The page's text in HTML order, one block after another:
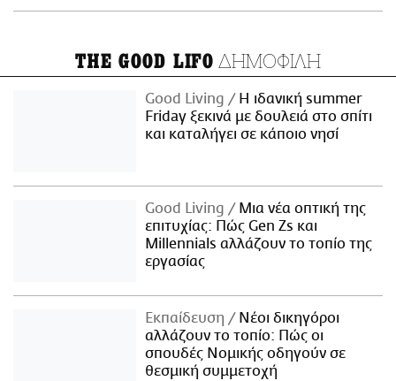
THE GOOD LIFO ΔΗΜΟΦΙΛΗ
Good Living
Η ιδανική summer
Friday ξεκινά με δουλειά στο σπίτι
και καταλήγει σε κάποιο νησί
Good Living
Μια νέα οπτική της
επιτυχίας: Πώς Gen Zs και
Millennials αλλάζουν το τοπίο της
εργασίας
Εκπαίδευση
Νέοι δικηγόροι
αλλάζουν το τοπίο: Πώς οι
σπουδές Νομικής οδηγούν σε
θεσμική συμμετοχή